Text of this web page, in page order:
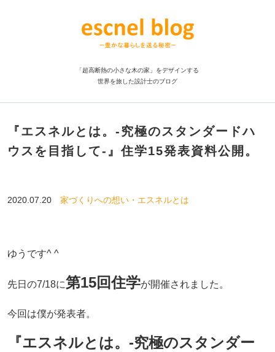
「超高断熱の小さな木の家」をデザインする
世界を旅した設計士のブログ
『エスネルとは。-究極のスタンダードハ
ウスを目指して-』住学15発表資料公開。
2020.07.20 家づくりへの想い・エスネルとは
ゆうです^ ^
先日の7/18に第15回住学が開催されました。
今回は僕が発表者。
『エスネルとは。-究極のスタンダー